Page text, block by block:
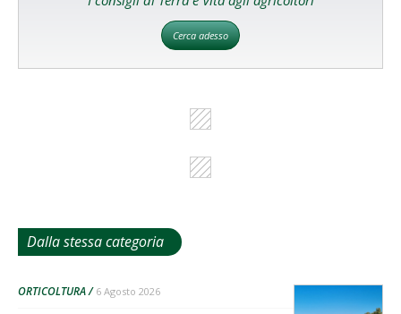
Cerca adesso
Dalla stessa categoria
ORTICOLTURA 6 Agosto 2026